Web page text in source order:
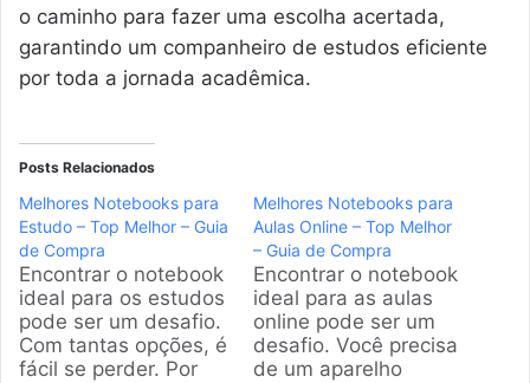
o caminho para fazer uma escolha acertada,
garantindo um companheiro de estudos eficiente
por toda a jornada acadêmica.
Posts Relacionados
Melhores Notebooks para
Estudo – Top Melhor – Guia
de Compra
Encontrar o notebook
ideal para os estudos
pode ser um desafio.
Com tantas opções, é
fácil se perder. Por
Melhores Notebooks para
Aulas Online – Top Melhor
– Guia de Compra
Encontrar o notebook
ideal para as aulas
online pode ser um
desafio. Você precisa
de um aparelho